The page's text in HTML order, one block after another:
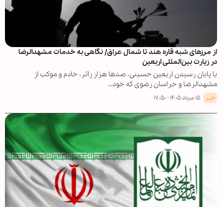
از مرزهای شبه قاره هند تا شمال عراق/ نگاهی به خدمات مشهدالرضا
در زیارت بین‌المللی اربعین
با پایان رسیدن اربعین حسینی، صدها هزار زائر، خادم و موکب از
مشهدالرضا و خراسان رضوی که خود…
خبر ۱۵ مرداد ۱۴۰۵ - ۱۷:۵۰